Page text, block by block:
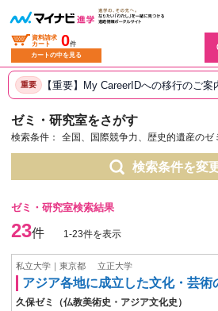
資料請求
カート
0件
カートの中を見る
重要 【重要】My CareerIDへの移行のご案
ゼミ・研究室をさがす
検索条件： 全国、国際競争力、歴史的遺産のゼ
検索条件を変
ゼミ・研究室検索結果
23件 1-23件を表示
私立大学｜東京都 立正大学
アジア各地に成立した文化・芸術
久保ゼミ（仏教美術史・アジア文化史）